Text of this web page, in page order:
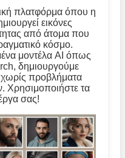
πλατφόρμα όπου η
εικόνες
από άτομα που
κόσμο.
μοντέλα AI όπως
δημιουργούμε
προβλήματα
Χρησιμοποιήστε τα
σας!